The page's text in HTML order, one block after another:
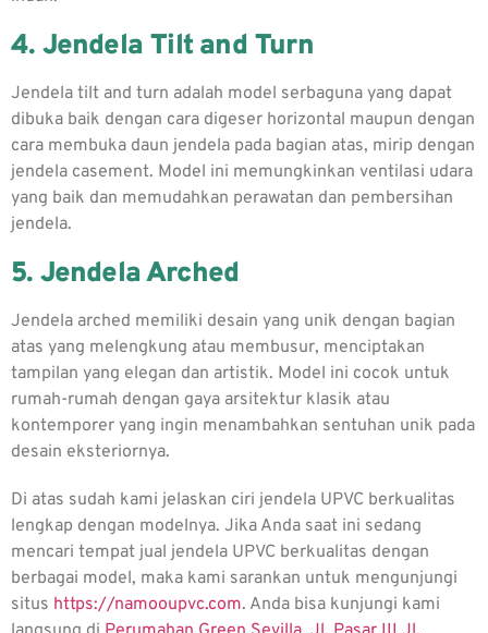
4. Jendela Tilt and Turn
Jendela tilt and turn adalah model serbaguna yang dapat
dibuka baik dengan cara digeser horizontal maupun dengan
cara membuka daun jendela pada bagian atas, mirip dengan
jendela casement. Model ini memungkinkan ventilasi udara
yang baik dan memudahkan perawatan dan pembersihan
jendela.
5. Jendela Arched
Jendela arched memiliki desain yang unik dengan bagian
atas yang melengkung atau membusur, menciptakan
tampilan yang elegan dan artistik. Model ini cocok untuk
rumah-rumah dengan gaya arsitektur klasik atau
kontemporer yang ingin menambahkan sentuhan unik pada
desain eksteriornya.
Di atas sudah kami jelaskan ciri jendela UPVC berkualitas
lengkap dengan modelnya. Jika Anda saat ini sedang
mencari tempat jual jendela UPVC berkualitas dengan
berbagai model, maka kami sarankan untuk mengunjungi
situs https://namooupvc.com. Anda bisa kunjungi kami